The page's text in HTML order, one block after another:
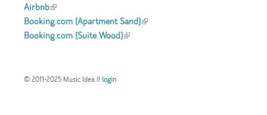
Airbnb(link is external)
Booking.com (Apartment Sand)(link is
Booking.com (Suite Wood)(link is external)
© 2011-2025 Music Idea //login